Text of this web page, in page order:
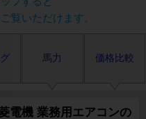
覧いただけます。
馬力 価格比較
電機 業務用エアコンの